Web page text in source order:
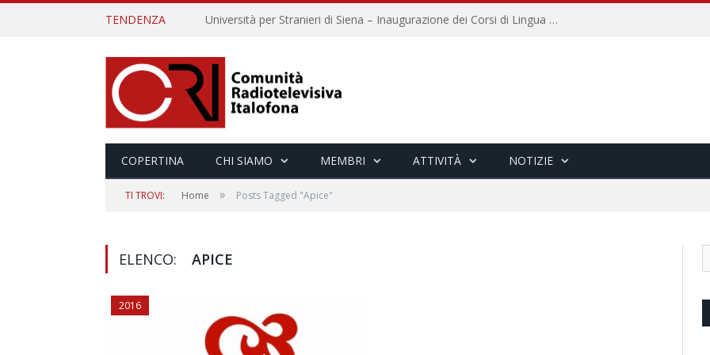
TENDENZA Università per Stranieri di Siena – Inaugurazione dei Corsi di Lingua e Cultura Italiana, 109a annata
COPERTINA CHI SIAMO MEMBRI ATTIVITÀ NOTIZIE
TI TROVI: Home » Posts Tagged "Apice"
ELENCO: APICE
2016